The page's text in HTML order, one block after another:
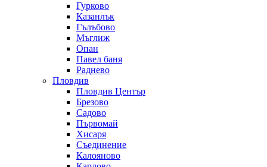
Гурково
Казанлък
Гълъбово
Мъглиж
Опан
Павел баня
Раднево
Пловдив
Пловдив Център
Брезово
Садово
Първомай
Хисаря
Съединение
Калояново